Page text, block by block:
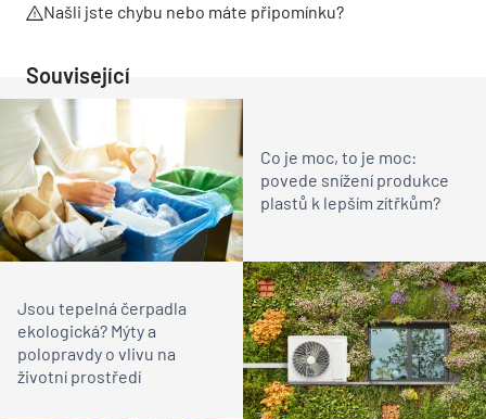
Našli jste chybu nebo máte připomínku?
Související
Co je moc, to je moc:
povede snížení produkce
plastů k lepším zítřkům?
Jsou tepelná čerpadla
ekologická? Mýty a
polopravdy o vlivu na
životní prostředí